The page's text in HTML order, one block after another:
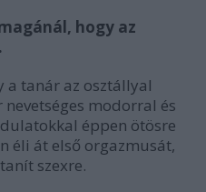
hogy az
a tanár az osztállyal
modorral és
éppen ötösre
éli át első orgazmusát,
szexre.